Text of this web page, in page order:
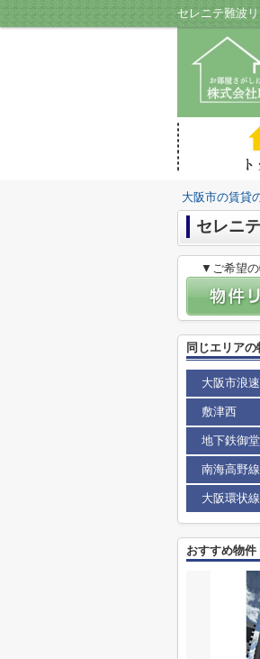
セレニテ難波
大阪市の賃貸
セレニ
▼ご希望の
同じエリアの
大阪市浪
敷津西
地下鉄御
南海高野
大阪環状
おすすめ物件